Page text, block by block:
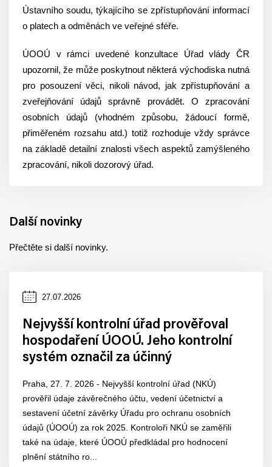
Ústavního soudu, týkajícího se zpřístupňování informací
o platech a odměnách ve veřejné sféře.
ÚOOÚ v rámci uvedené konzultace Úřad vlády ČR
upozornil, že může poskytnout některá východiska nutná
pro posouzení věci, nikoli návod, jak zpřístupňování a
zveřejňování údajů správně provádět. O zpracování
osobních údajů (vhodném způsobu, žádoucí formě,
přiměřeném rozsahu atd.) totiž rozhoduje vždy správce
na základě detailní znalosti všech aspektů zamýšleného
zpracování, nikoli dozorový úřad.
Další novinky
Přečtěte si další novinky.
Datum
27.07.2026
Nejvyšší kontrolní úřad prověřoval
hospodaření ÚOOÚ. Jeho kontrolní
systém označil za účinný
Praha, 27. 7. 2026 - Nejvyšší kontrolní úřad (NKÚ)
prověřil údaje závěrečného účtu, vedení účetnictví a
sestavení účetní závěrky Úřadu pro ochranu osobních
údajů (ÚOOÚ) za rok 2025. Kontroloři NKÚ se zaměřili
také na údaje, které ÚOOÚ předkládal pro hodnocení
plnění státního ro...